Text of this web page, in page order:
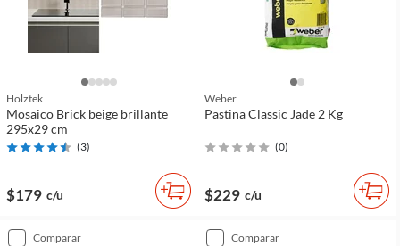
Holztek
Mosaico Brick beige brillante
295x29 cm
(3)
$179 c/u
Weber
Pastina Classic Jade 2 Kg
(0)
$229 c/u
comparar comparar